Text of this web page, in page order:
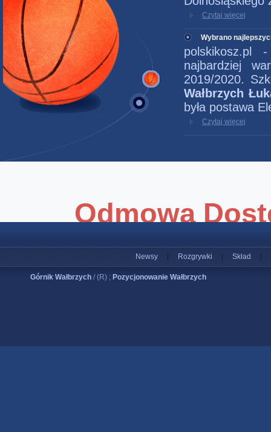
Czytaj więcej
Wybrano
polskikosz.pl
najbardziej
2019/2020.
Wałbrzych
była postawa
Czytaj więcej
Newsy Rozgrywki Skład
Górnik Wałbrzych / (R) ; Pozycjonowanie Wałbrzych